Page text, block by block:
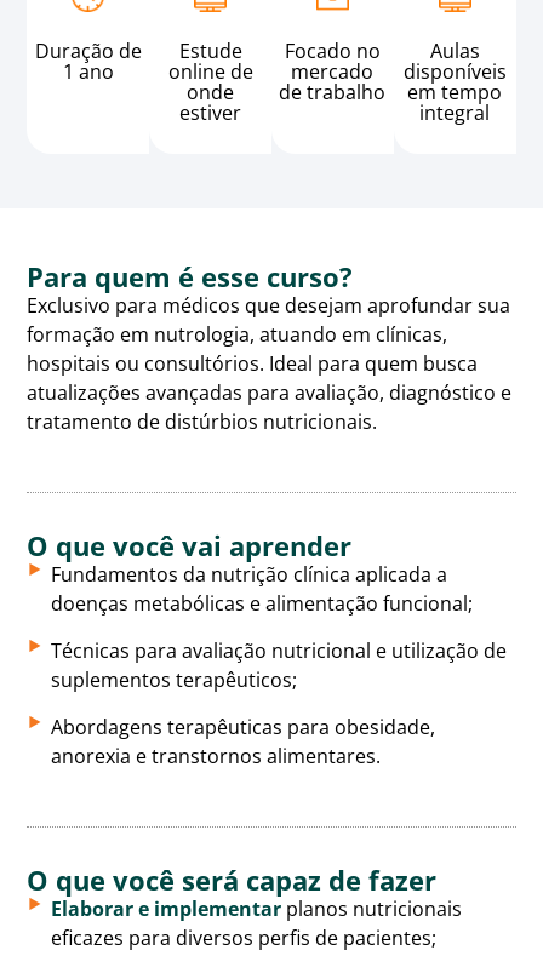
Duração de
1 ano
Estude
online de
onde
estiver
Focado no
mercado
de trabalho
Aulas
disponíveis
em tempo
integral
Para quem é esse curso?
Exclusivo para médicos que desejam aprofundar sua
formação em nutrologia, atuando em clínicas,
hospitais ou consultórios. Ideal para quem busca
atualizações avançadas para avaliação, diagnóstico e
tratamento de distúrbios nutricionais.
O que você vai aprender
Fundamentos da nutrição clínica aplicada a
doenças metabólicas e alimentação funcional;
Técnicas para avaliação nutricional e utilização de
suplementos terapêuticos;
Abordagens terapêuticas para obesidade,
anorexia e transtornos alimentares.
O que você será capaz de fazer
Elaborar e implementar planos nutricionais
eficazes para diversos perfis de pacientes;